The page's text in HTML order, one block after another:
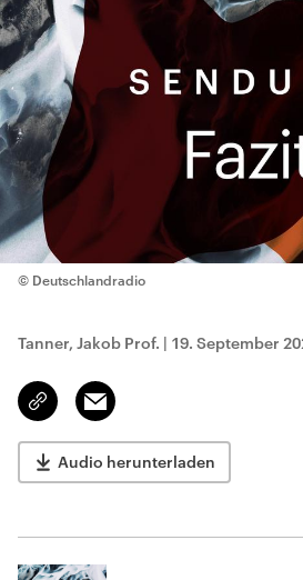
© Deutschlandradio
Tanner, Jakob Prof. | 19. September
Link
kopieren/teilen
Email
Audio herunterladen